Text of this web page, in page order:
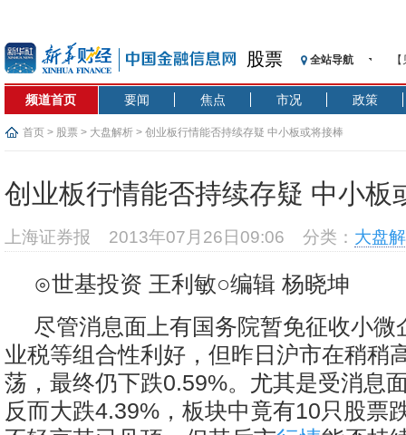
股票 全站导航
记
央
沥
频道首页 要闻 焦点 市况 政策
首页 > 股票 > 大盘解析 > 创业板行情能否持续存疑 中小板或将接棒
创业板行情能否持续存疑 中小板
上海证券报 2013年07月26日09:06 分类： 大盘
⊙世基投资 王利敏○编辑 杨晓坤
尽管消息面上有国务院暂免征收小微
业税等组合性利好，但昨日沪市在稍稍
荡，最终仍下跌0.59%。尤其是受消息
反而大跌4.39%，板块中竟有10只股票